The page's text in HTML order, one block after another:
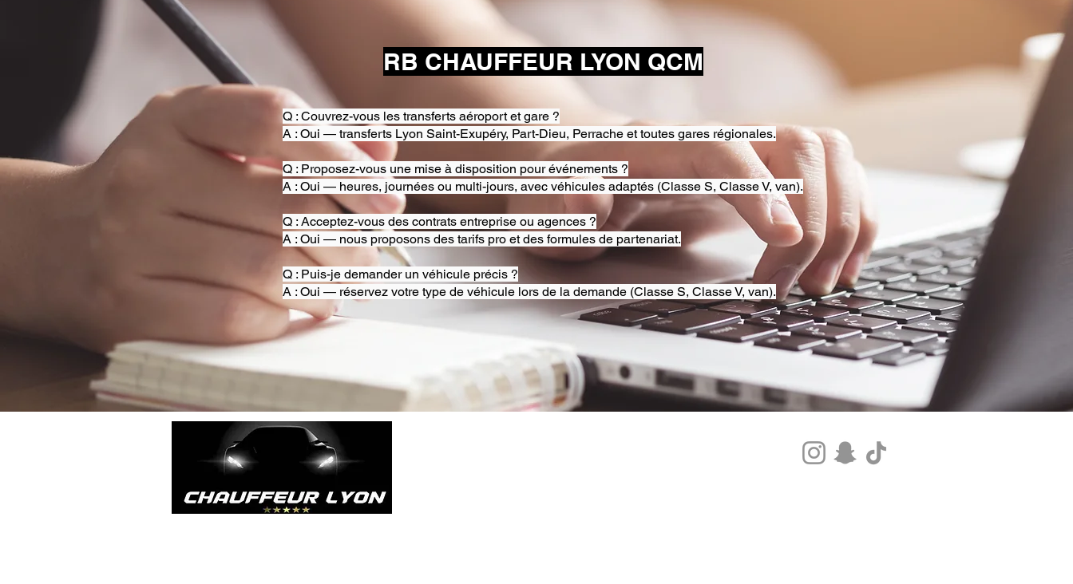
RB CHAUFFEUR LYON QCM
Q : Couvrez-vous les transferts aéroport et gare ?
A : Oui — transferts Lyon Saint-Exupéry, Part-Dieu, Perrache et toutes gares régionales.
Q : Proposez-vous une mise à disposition pour événements ?
A : Oui — heures, journées ou multi-jours, avec véhicules adaptés (Classe S, Classe V, van).
Q : Acceptez-vous des contrats entreprise ou agences ?
A : Oui — nous proposons des tarifs pro et des formules de partenariat.
Q : Puis-je demander un véhicule précis ?
A : Oui — réservez votre type de véhicule lors de la demande (Classe S, Classe V, van).